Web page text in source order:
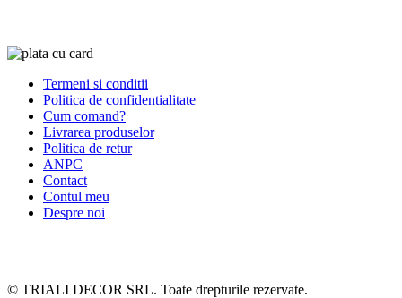
Termeni si conditii
Politica de confidentialitate
Cum comand?
Livrarea produselor
Politica de retur
ANPC
Contact
Contul meu
Despre noi
© TRIALI DECOR SRL. Toate drepturile rezervate.